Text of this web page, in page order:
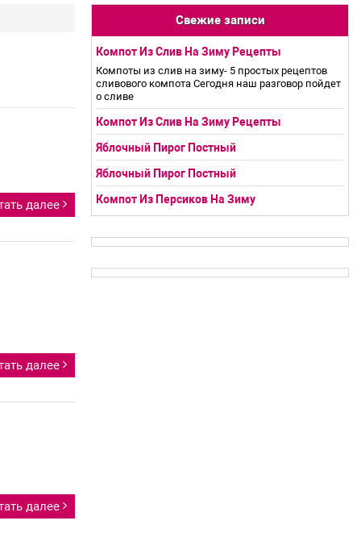
далее
далее
далее
Свежие записи
Компот Из Слив На Зиму Рецепты
Компоты из слив на зиму- 5 простых рецептов
сливового компота Сегодня наш разговор пойдет
о сливе
Компот Из Слив На Зиму Рецепты
Яблочный Пирог Постный
Яблочный Пирог Постный
Компот Из Персиков На Зиму